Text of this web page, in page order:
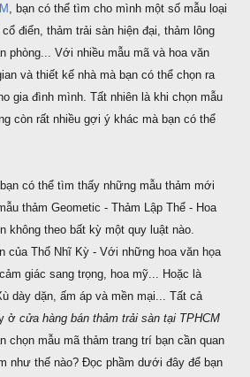
, bạn có thể tìm cho mình một số mẫu loại
điển, thảm trải sàn hiện đại, thảm lông
phòng... Với nhiều mẫu mã và hoa văn
và thiết kế nhà mà bạn có thể chọn ra
gia đình mình. Tất nhiên là khi chọn mẫu
còn rất nhiều gợi ý khác mà bạn có thể
có thể tìm thấy những mẫu thảm mới
thảm Geometic - Thảm Lập Thể - Hoa
không theo bất kỳ một quy luật nào.
của Thổ Nhĩ Kỳ - Với những hoa văn họa
giác sang trọng, hoa mỹ... Hoặc là
dày dặn, ấm áp và mền mại... Tất cả
ở cửa hàng bán thảm trải sàn tại TPHCM
chọn mẫu mã thảm trang trí bạn cần quan
như thế nào? Đọc phầm dưới đây để bạn